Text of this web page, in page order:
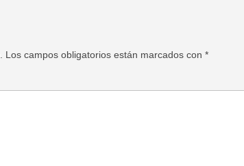
Los campos obligatorios están marcados con *